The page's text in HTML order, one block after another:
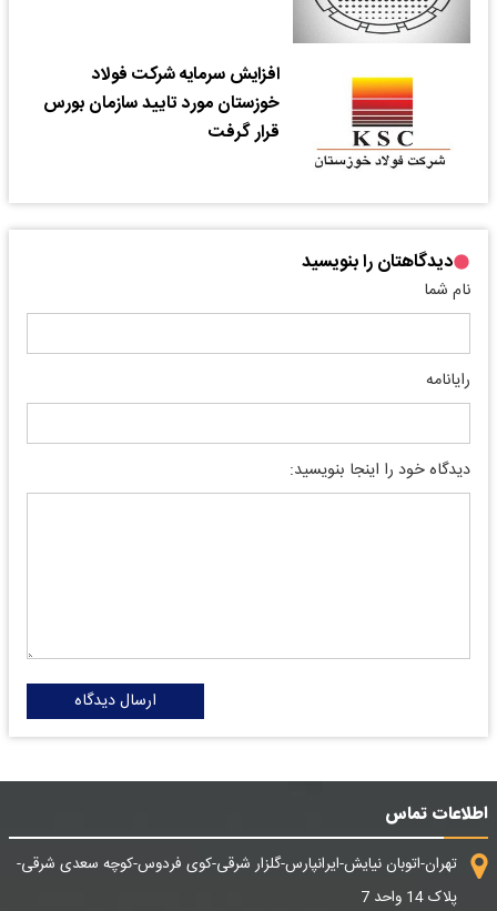
افزایش سرمایه شرکت فولاد
خوزستان مورد تایید سازمان بورس
قرار گرفت
دیدگاهتان را بنویسید
نام شما
رایانامه
دیدگاه خود را اینجا بنویسید:
ارسال دیدگاه
اطلاعات تماس
تهران-اتوبان نیایش-ایرانپارس-گلزار شرقی-کوی فردوس-کوچه سعدی شرقی-
پلاک 14 واحد 7